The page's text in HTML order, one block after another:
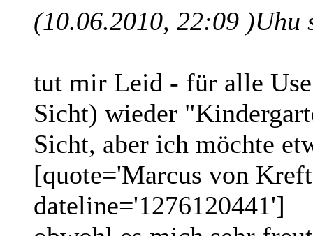
(10.06.2010, 22:09 )Uhu
tut mir Leid - für alle
Sicht) wieder
Sicht, aber ich möchte
[quote='Marcus von
dateline='1276120441']